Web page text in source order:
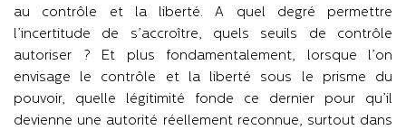
au contrôle et la liberté. A quel degré permettre
l’incertitude de s’accroître, quels seuils de contrôle
autoriser ? Et plus fondamentalement, lorsque l’on
envisage le contrôle et la liberté sous le prisme du
pouvoir, quelle légitimité fonde ce dernier pour qu’il
devienne une autorité réellement reconnue, surtout dans